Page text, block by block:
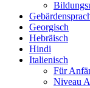
Georgisch
Hebräisch
Hindi
Italienisch
Für
Niveau